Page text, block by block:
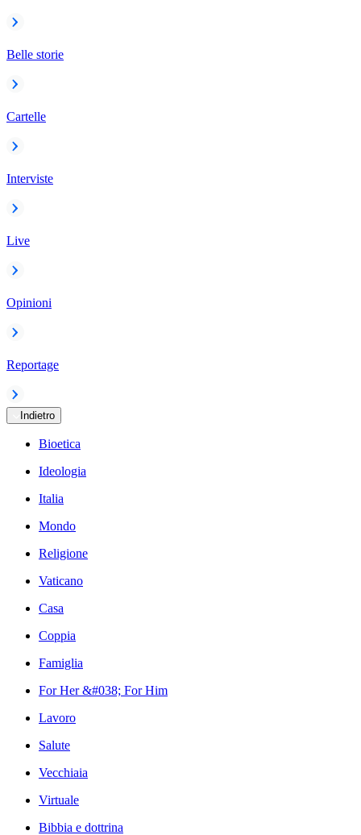
Belle storie
Cartelle
Interviste
Live
Opinioni
Reportage
Indietro
Bioetica
Ideologia
Italia
Mondo
Religione
Vaticano
Casa
Coppia
Famiglia
For Her &#038; For Him
Lavoro
Salute
Vecchiaia
Virtuale
Bibbia e dottrina